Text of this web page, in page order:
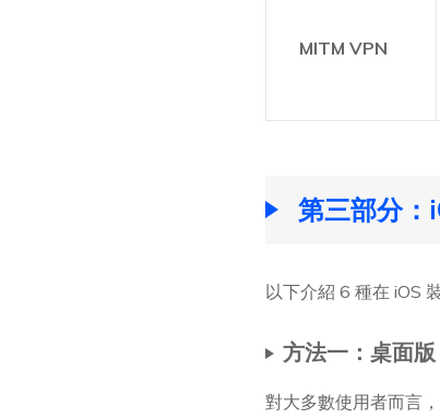
MITM VPN
第三部分
以下介紹 6 種在 iOS
方法一：桌面
對大多數使用者而言